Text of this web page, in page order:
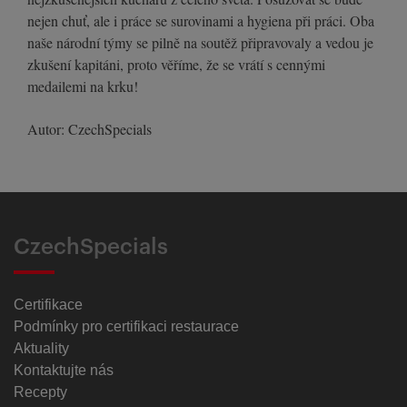
nejen chuť, ale i práce se surovinami a hygiena při práci. Oba
naše národní týmy se pilně na soutěž připravovaly a vedou je
zkušení kapitáni, proto věříme, že se vrátí s cennými
medailemi na krku!
Autor: CzechSpecials
CzechSpecials
Certifikace
Podmínky pro certifikaci restaurace
Aktuality
Kontaktujte nás
Recepty